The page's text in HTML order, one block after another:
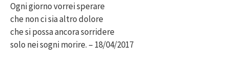
Ogni giorno vorrei sperare
che non ci sia altro dolore
che si possa ancora sorridere
solo nei sogni morire. – 18/04/2017